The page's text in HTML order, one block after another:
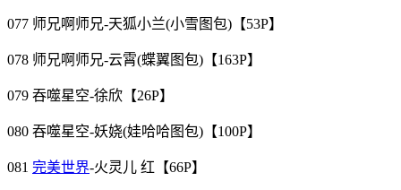
077 师兄啊师兄-天狐小兰(小雪图包)【53P】
078 师兄啊师兄-云霄(蝶翼图包)【163P】
079 吞噬星空-徐欣【26P】
080 吞噬星空-妖娆(娃哈哈图包)【100P】
081 完美世界-火灵儿 红【66P】